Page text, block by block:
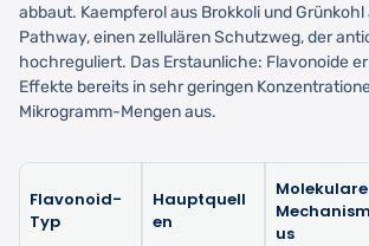
abbaut. Kaempferol aus Brokkoli und
Pathway, einen zellulären Schutzweg, der
hochreguliert. Das Erstaunliche: Flavonoide
Effekte bereits in sehr geringen
Mikrogramm-Mengen aus.
Flavonoid-
Typ
Hauptquell
en
Mechanism
us